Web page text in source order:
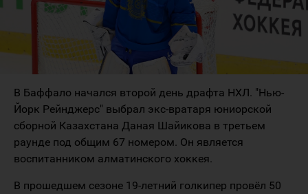
В Баффало начался второй день драфта НХЛ. "Нью-
Йорк Рейнджерс" выбрал экс-вратаря юниорской
сборной Казахстана Даная Шайикова в третьем
раунде под общим 67 номером. Он является
воспитанником алматинского хоккея.
В прошедшем сезоне 19-летний голкипер провёл 50